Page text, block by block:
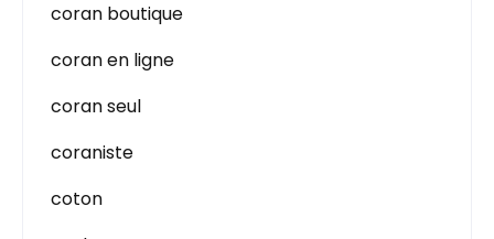
coran boutique
coran en ligne
coran seul
coraniste
coton